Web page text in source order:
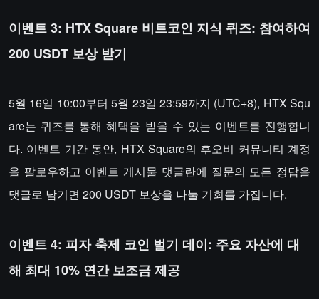
이벤트 3: HTX Square 비트코인 지식 퀴즈: 참여하여
200 USDT 보상 받기
5월 16일 10:00부터 5월 23일 23:59까지 (UTC+8), HTX Squ
are는 퀴즈를 통해 혜택을 받을 수 있는 이벤트를 진행합니
다. 이벤트 기간 동안, HTX Square의 후오비 커뮤니티 계정
을 팔로우하고 이벤트 게시물 댓글란에 질문의 모든 정답을
댓글로 남기면 200 USDT 보상을 나눌 기회를 가집니다.
이벤트 4: 피자 축제 코인 벌기 데이: 주요 자산에 대
해 최대 10% 연간 보조금 제공